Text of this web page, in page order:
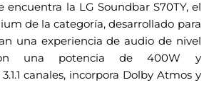
encuentra la LG Soundbar S70TY, el
de la categoría, desarrollado para
una experiencia de audio de nivel
una potencia de 400W y
canales, incorpora Dolby Atmos y